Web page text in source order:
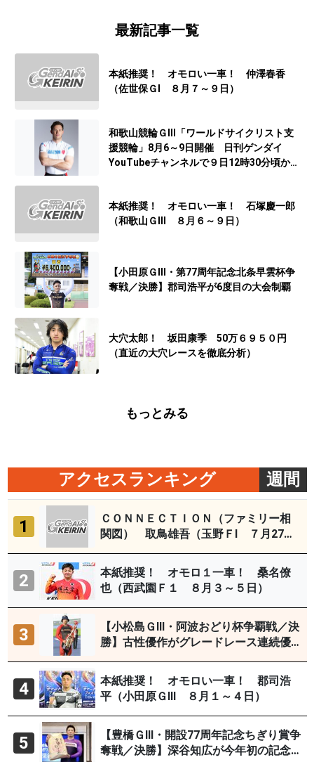
最新記事一覧
本紙推奨！ オモロい一車！ 仲澤春香
（佐世保ＧⅠ ８月７～９日）
和歌山競輪ＧⅢ「ワールドサイクリスト支
援競輪」8月6～9日開催 日刊ゲンダイ
YouTubeチャンネルで９日12時30分頃から
本紙推奨！ オモロい一車！ 石塚慶一郎
（和歌山ＧⅢ ８月６～９日）
【小田原ＧⅢ・第77周年記念北条早雲杯争
奪戦／決勝】郡司浩平が6度目の大会制覇
大穴太郎！ 坂田康季 50万６９５０円
（直近の大穴レースを徹底分析）
もっとみる
アクセスランキング 週間
1
ＣＯＮＮＥＣＴＩＯＮ（ファミリー相
関図） 取鳥雄吾（玉野ＦⅠ ７月27～
2
本紙推奨！ オモロ１一車！ 桑名僚
也（西武園Ｆ１ ８月３～５日）
3
【小松島ＧⅢ・阿波おどり杯争覇戦／決
勝】古性優作がグレードレース連続優
4
本紙推奨！ オモロい一車！ 郡司浩
平（小田原ＧⅢ ８月１～４日）
5
【豊橋ＧⅢ・開設77周年記念ちぎり賞争
奪戦／決勝】深谷知広が今年初の記念